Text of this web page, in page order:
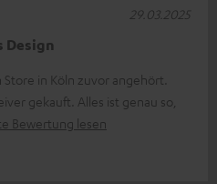
Design
in Köln zuvor angehört.
gekauft. Alles ist genau so,
Bewertung lesen
29.03.2025